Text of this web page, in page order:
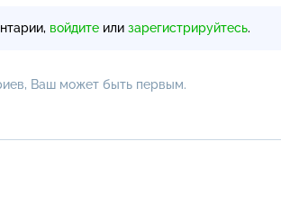
войдите или зарегистрируйтесь.
Ваш может быть первым.